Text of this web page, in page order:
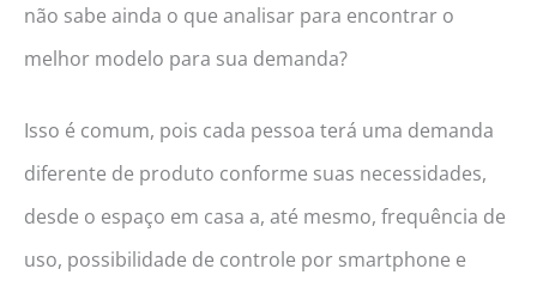
não sabe ainda o que analisar para encontrar o
melhor modelo para sua demanda?
Isso é comum, pois cada pessoa terá uma demanda
diferente de produto conforme suas necessidades,
desde o espaço em casa a, até mesmo, frequência de
uso, possibilidade de controle por smartphone e